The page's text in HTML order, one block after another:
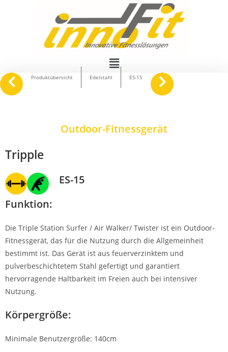
navigate_before Produktübersicht Edelstahl ES-15 keyboard_arrow_right
Outdoor-Fitnessgerät
Tripple
ES-15
Funktion:
Die Triple Station Surfer / Air Walker/ Twister ist ein Outdoor-
Fitnessgerät, das für die Nutzung durch die Allgemeinheit
bestimmt ist. Das Gerät ist aus feuerverzinktem und
pulverbeschichtetem Stahl gefertigt und garantiert
hervorragende Haltbarkeit im Freien auch bei intensiver
Nutzung.
Körpergröße:
Minimale Benutzergröße: 140cm